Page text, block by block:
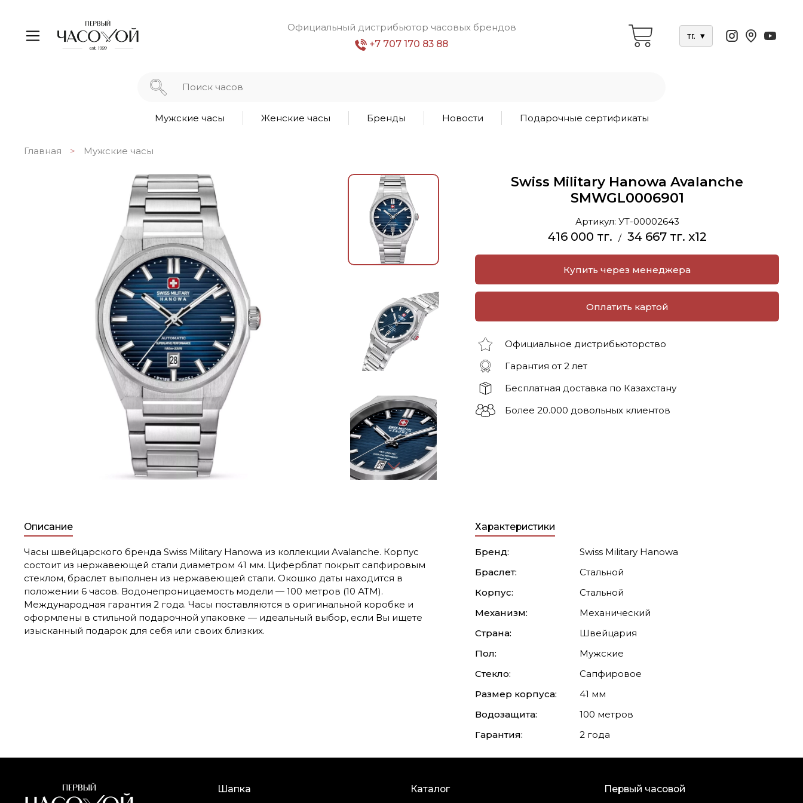
Официальный дистрибьютор часовых брендов
+7 707 170 83 88
тг. ▾
Мужские часы Женские часы Бренды Новости Подарочные сертификаты
Главная Мужские часы
Swiss Military Hanowa Avalanche
SMWGL0006901
Артикул: УТ-00002643
416 000 тг. / 34 667 тг. x12
Купить через менеджера
Оплатить картой
Официальное дистрибьюторство
Гарантия от 2 лет
Бесплатная доставка по Казахстану
Более 20.000 довольных клиентов
Описание
Часы швейцарского бренда Swiss Military Hanowa из коллекции Avalanche. Корпус
состоит из нержавеющей стали диаметром 41 мм. Циферблат покрыт сапфировым
стеклом, браслет выполнен из нержавеющей стали. Окошко даты находится в
положении 6 часов. Водонепроницаемость модели — 100 метров (10 АТМ).
Международная гарантия 2 года. Часы поставляются в оригинальной коробке и
оформлены в стильной подарочной упаковке — идеальный выбор, если Вы ищете
изысканный подарок для себя или своих близких.
Характеристики
Бренд:
Swiss Military Hanowa
Браслет:
Стальной
Корпус:
Стальной
Механизм:
Механический
Страна:
Швейцария
Пол:
Мужские
Стекло:
Сапфировое
Размер корпуса:
41 мм
Водозащита:
100 метров
Гарантия:
2 года
Шапка Каталог Первый часовой